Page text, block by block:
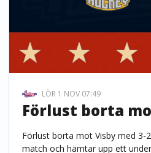
LÖR 1 NOV 07:49
Förlust borta
Förlust borta mot Visby med 3-
match och hämtar upp ett